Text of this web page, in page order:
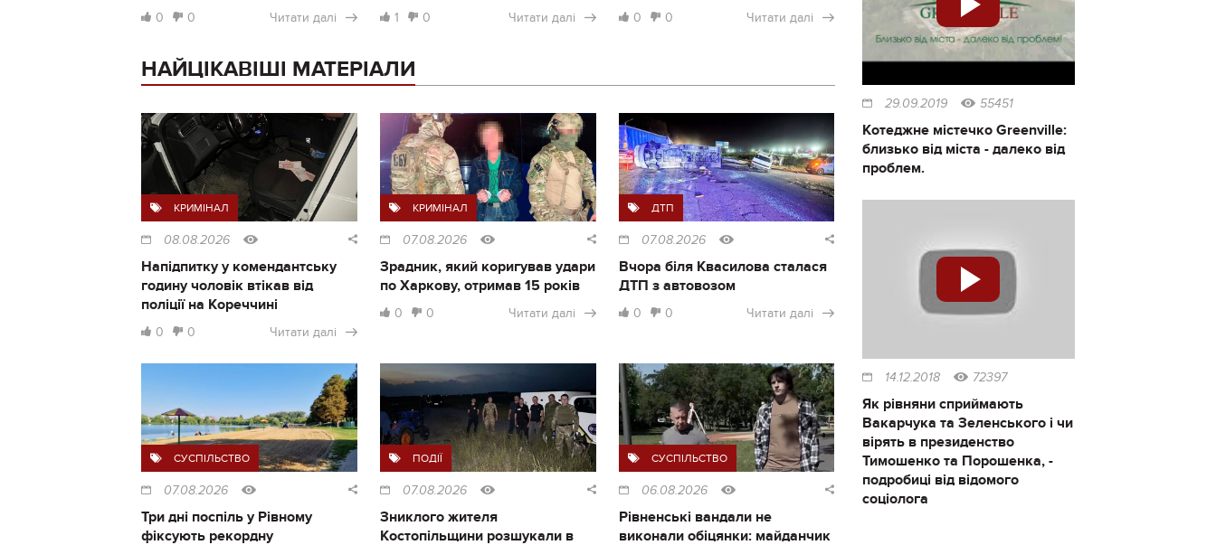
0 0 Читати далі 1 0 Читати далі 0 0 Читати далі
НАЙЦІКАВІШІ МАТЕРІАЛИ
КРИМІНАЛ
08.08.2026
Напідпитку у комендантську
годину чоловік втікав від
поліції на Кореччині
0 0 Читати далі
КРИМІНАЛ
07.08.2026
Зрадник, який коригував удари
по Харкову, отримав 15 років
0 0 Читати далі
ДТП
07.08.2026
Вчора біля Квасилова сталася
ДТП з автовозом
0 0 Читати далі
СУСПІЛЬСТВО
07.08.2026
Три дні поспіль у Рівному
фіксують рекордну
ПОДІЇ
07.08.2026
Зниклого жителя
Костопільщини розшукали в
СУСПІЛЬСТВО
06.08.2026
Рівненські вандали не
виконали обіцянки: майданчик
29.09.2019 55451
Котеджне містечко Greenville:
близько від міста - далеко від
проблем.
14.12.2018 72397
Як рівняни сприймають
Вакарчука та Зеленського і чи
вірять в президенство
Тимошенко та Порошенка, -
подробиці від відомого
соціолога